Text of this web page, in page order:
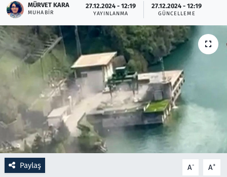
MÜRVET KARA
MUHABIR
27.12.2024 - 12:19
YAYINLANMA
27.12.2024 - 12:19
GÜNCELLEME
Paylaş A- A+
Otomobil
Oyun
Ramazan
Resmi İlanlar
Rüya Tabirleri
Sağlık
Savunma Sanayi